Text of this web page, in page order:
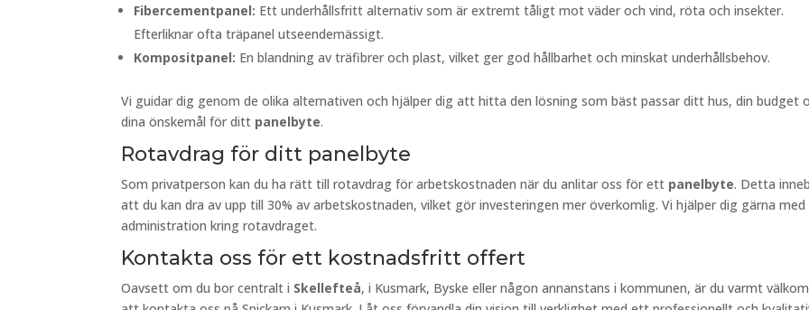
Fibercementpanel: Ett underhållsfritt alternativ som är extremt tåligt mot väder och vind, röta och insekter.
Efterliknar ofta träpanel utseendemässigt.
Kompositpanel: En blandning av träfibrer och plast, vilket ger god hållbarhet och minskat underhållsbehov.
Vi guidar dig genom de olika alternativen och hjälper dig att hitta den lösning som bäst passar ditt hus, din budget
dina önskemål för ditt panelbyte.
Rotavdrag för ditt panelbyte
Som privatperson kan du ha rätt till rotavdrag för arbetskostnaden när du anlitar oss för ett panelbyte. Detta
att du kan dra av upp till 30% av arbetskostnaden, vilket gör investeringen mer överkomlig. Vi hjälper dig gärna med
administration kring rotavdraget.
Kontakta oss för ett kostnadsfritt offert
Oavsett om du bor centralt i Skellefteå, i Kusmark, Byske eller någon annanstans i kommunen, är du varmt